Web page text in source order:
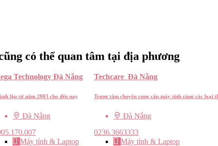
có thể quan tâm tại địa phương
Technology Đà Nẵng
lập từ năm 2003 cho đến nay
Đà Nẵng
Máy tính & Laptop
Techcare Đà Nẵng
Trung tâm chuyên cung cấp máy tính cùng các loại
Đà Nẵng
0236.3663333
Máy tính & Laptop